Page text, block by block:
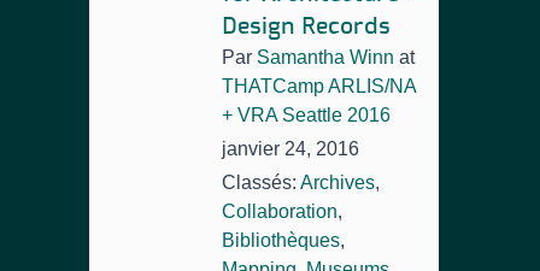
Design Records
Par Samantha Winn at
THATCamp ARLIS/NA
+ VRA Seattle 2016
janvier 24, 2016
Classés: Archives,
Collaboration,
Bibliothèques,